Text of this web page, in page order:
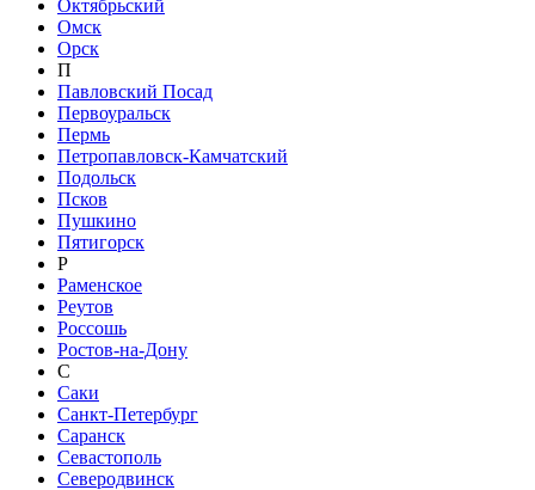
Октябрьский
Омск
Орск
П
Павловский Посад
Первоуральск
Пермь
Петропавловск-Камчатский
Подольск
Псков
Пушкино
Пятигорск
Р
Раменское
Реутов
Россошь
Ростов-на-Дону
С
Саки
Санкт-Петербург
Саранск
Севастополь
Северодвинск